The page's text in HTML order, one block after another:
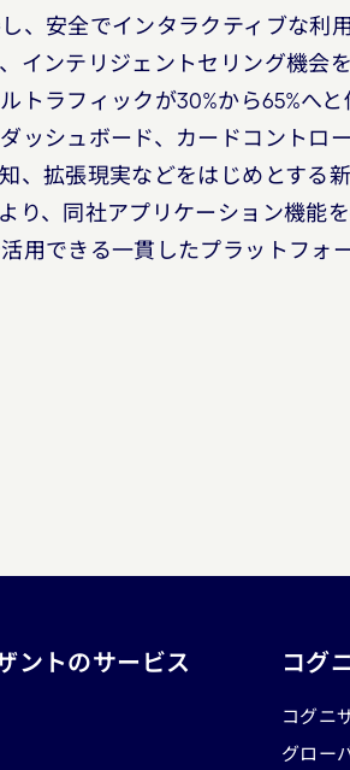
、安全でインタラクティブな利
インテリジェントセリング機会
トラフィックが30%から65%へと
ッシュボード、カードコントロ
、拡張現実などをはじめとする
り、同社アプリケーション機能
用できる一貫したプラットフォ
ントのサービス コグ
コグニ
グロー